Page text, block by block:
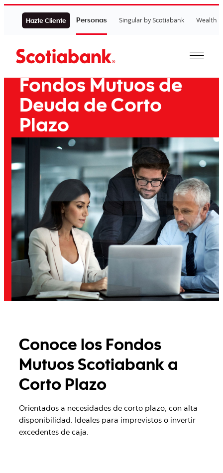
Hazte Cliente Personas Singular by Scotiabank Wealth
Fondos Mutuos de
Deuda de Corto
Plazo
Conoce los Fondos
Mutuos Scotiabank a
Corto Plazo
Orientados a necesidades de corto plazo, con alta
disponibilidad. Ideales para imprevistos o invertir
excedentes de caja.